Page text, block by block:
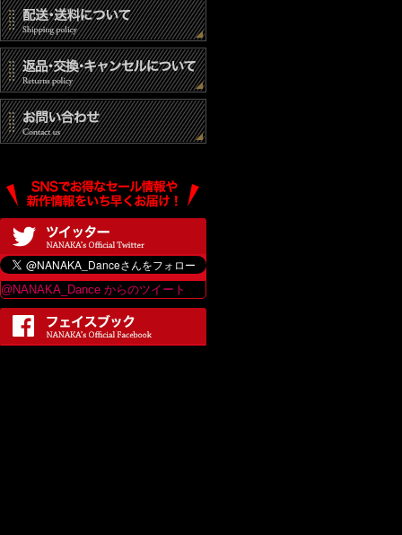
@NANAKA_Dance からのツイート